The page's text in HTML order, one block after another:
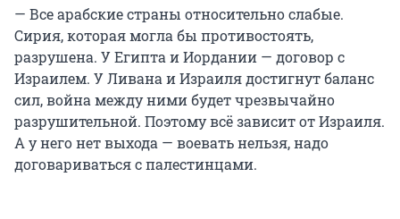
— Все арабские страны относительно слабые.
Сирия, которая могла бы противостоять,
разрушена. У Египта и Иордании — договор с
Израилем. У Ливана и Израиля достигнут баланс
сил, война между ними будет чрезвычайно
разрушительной. Поэтому всё зависит от Израиля.
А у него нет выхода — воевать нельзя, надо
договариваться с палестинцами.